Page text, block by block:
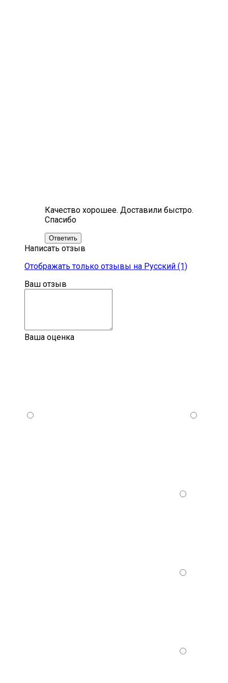
Качество хорошее. Доставили быстро.
Спасибо
Ответить
Написать отзыв
Отображать только отзывы на Русский (1)
Ваш отзыв
Ваша оценка